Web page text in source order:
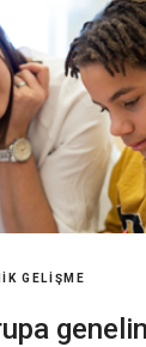
GELIŞME